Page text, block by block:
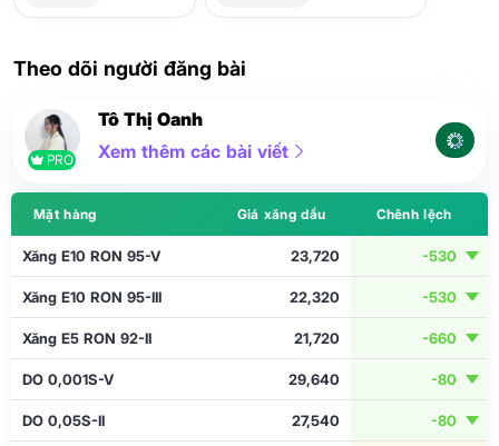
Theo dõi người đăng bài
PRO
Tô Thị Oanh
Xem thêm các bài viết
Mặt hàng Giá xăng dầu Chênh lệch
Xăng E10 RON 95-V 23,720 -530
Xăng E10 RON 95-III 22,320 -530
Xăng E5 RON 92-II 21,720 -660
DO 0,001S-V 29,640 -80
DO 0,05S-II 27,540 -80